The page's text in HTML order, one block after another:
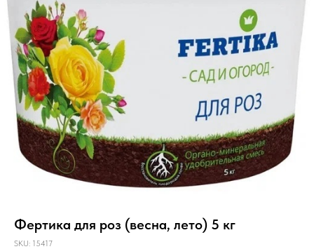
Фертика для роз (весна, лето) 5 кг
SKU: 15417